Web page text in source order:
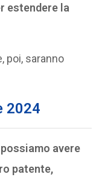
estendere la
poi, saranno
2024
avere
patente,